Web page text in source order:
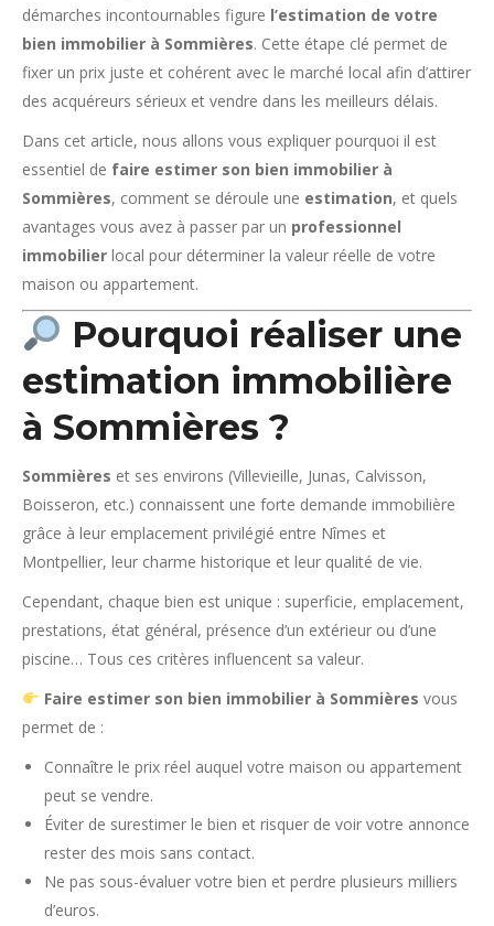
démarches incontournables figure l’estimation de votre
bien immobilier à Sommières. Cette étape clé permet de
fixer un prix juste et cohérent avec le marché local afin d’attirer
des acquéreurs sérieux et vendre dans les meilleurs délais.
Dans cet article, nous allons vous expliquer pourquoi il est
essentiel de faire estimer son bien immobilier à
Sommières, comment se déroule une estimation, et quels
avantages vous avez à passer par un professionnel
immobilier local pour déterminer la valeur réelle de votre
maison ou appartement.
Pourquoi réaliser une
estimation immobilière
à Sommières ?
Sommières et ses environs (Villevieille, Junas, Calvisson,
Boisseron, etc.) connaissent une forte demande immobilière
grâce à leur emplacement privilégié entre Nîmes et
Montpellier, leur charme historique et leur qualité de vie.
Cependant, chaque bien est unique : superficie, emplacement,
prestations, état général, présence d’un extérieur ou d’une
piscine… Tous ces critères influencent sa valeur.
Faire estimer son bien immobilier à Sommières vous
permet de :
Connaître le prix réel auquel votre maison ou appartement
peut se vendre.
Éviter de surestimer le bien et risquer de voir votre annonce
rester des mois sans contact.
Ne pas sous-évaluer votre bien et perdre plusieurs milliers
d’euros.